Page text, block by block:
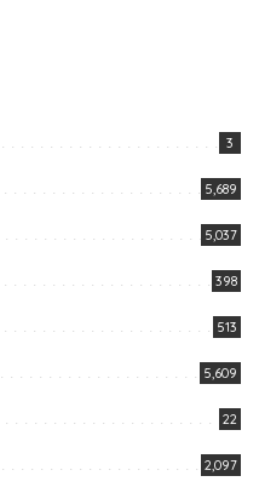
3
5,689
5,037
398
513
5,609
22
2,097